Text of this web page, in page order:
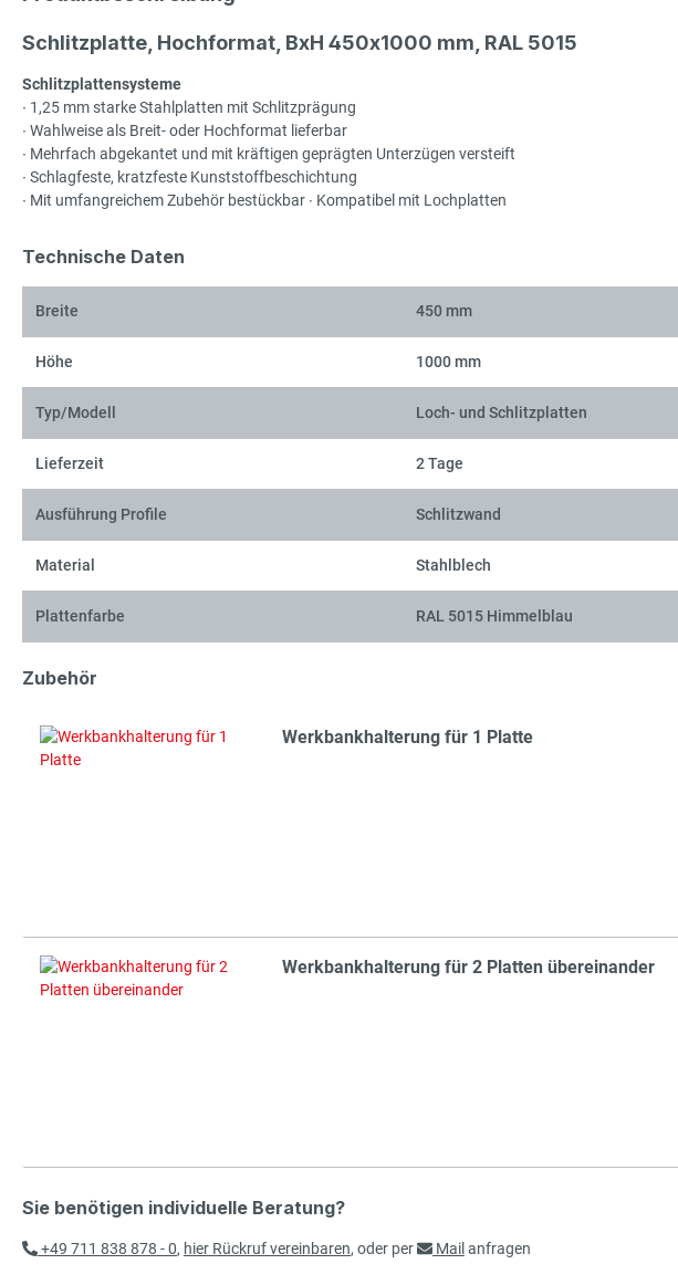
Schlitzplatte, Hochformat, BxH 450x1000 mm, RAL 5015
Schlitzplattensysteme
∙ 1,25 mm starke Stahlplatten mit Schlitzprägung
∙ Wahlweise als Breit- oder Hochformat lieferbar
∙ Mehrfach abgekantet und mit kräftigen geprägten Unterzügen versteift
∙ Schlagfeste, kratzfeste Kunststoffbeschichtung
∙ Mit umfangreichem Zubehör bestückbar ∙ Kompatibel mit Lochplatten
Technische Daten
Breite 450 mm
Höhe 1000 mm
Typ/Modell Loch- und Schlitzplatten
Lieferzeit 2 Tage
Ausführung Profile Schlitzwand
Material Stahlblech
Plattenfarbe RAL 5015 Himmelblau
Zubehör
Werkbankhalterung für 1 Platte
Werkbankhalterung für 2 Platten übereinander
Sie benötigen individuelle Beratung?
+49 711 838 878 - 0, hier Rückruf vereinbaren, oder per Mail anfragen